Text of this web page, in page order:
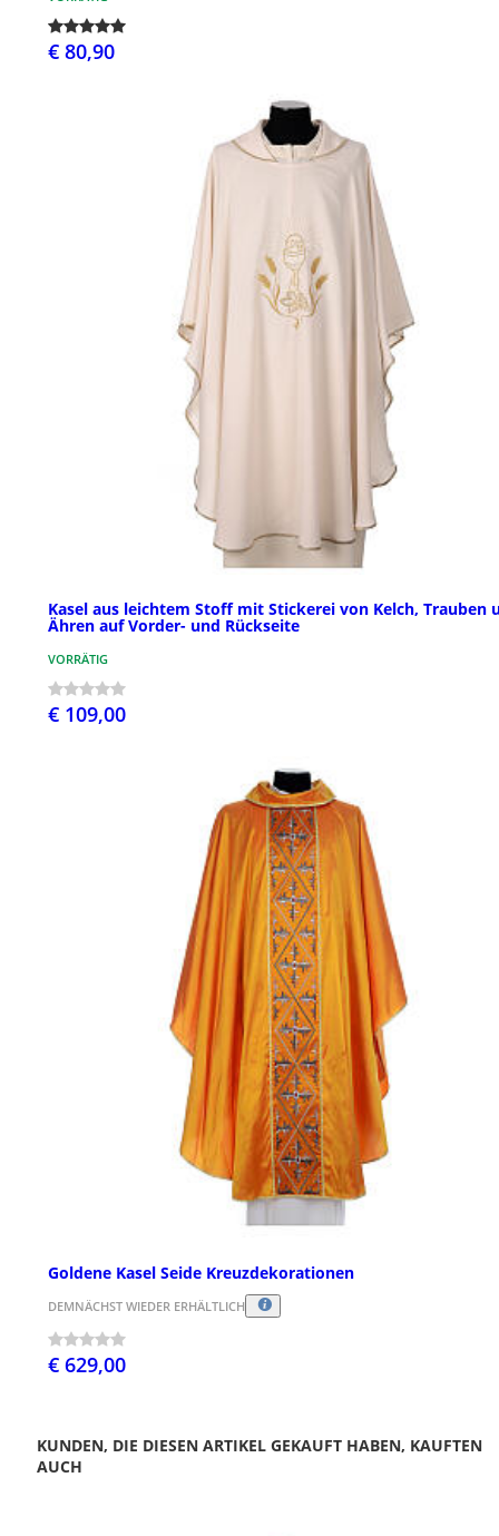
€ 80,90
Kasel aus leichtem Stoff mit Stickerei von Kelch, Trauben
Ähren auf Vorder- und Rückseite
VORRÄTIG
€ 109,00
Goldene Kasel Seide Kreuzdekorationen
DEMNÄCHST WIEDER ERHÄLTLICH
€ 629,00
KUNDEN, DIE DIESEN ARTIKEL GEKAUFT HABEN, KAUFTEN
AUCH